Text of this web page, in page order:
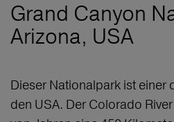
Grand Canyon
Arizona, USA
Dieser Nationalpark ist einer
den USA. Der Colorado